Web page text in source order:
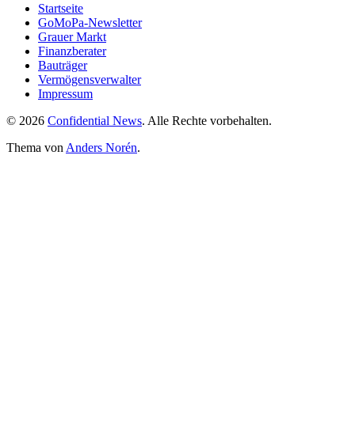
Startseite
GoMoPa-Newsletter
Grauer Markt
Finanzberater
Bauträger
Vermögensverwalter
Impressum
© 2026 Confidential News. Alle Rechte vorbehalten.
Thema von Anders Norén.